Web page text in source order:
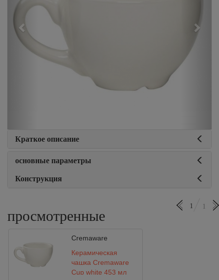
Краткое описание
основные параметры
Конструкция
просмотренные
1 1
Cremaware
Керамическая
чашка Cremaware
Cup white 453 мл